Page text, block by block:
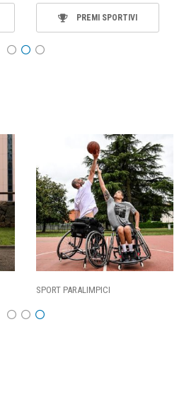
PREMI SPORTIVI
CALCIO